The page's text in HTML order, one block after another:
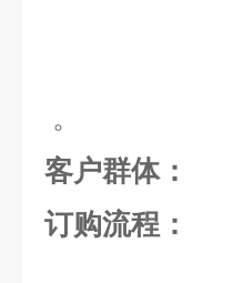
。
客户群体：
订购流程：